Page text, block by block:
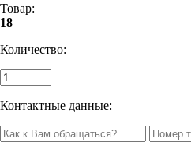
Товар:
18
Количество:
Контактные данные: